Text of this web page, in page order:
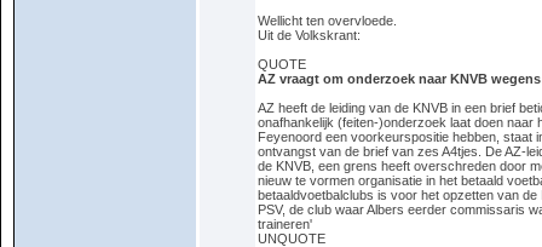
Wellicht ten overvloede.
Uit de Volkskrant:
QUOTE
AZ vraagt om onderzoek naar KNVB
AZ heeft de leiding van de KNVB in een brief
onafhankelijk (feiten-)onderzoek laat doen naar
Feyenoord een voorkeurspositie hebben, staat
ontvangst van de brief van zes A4tjes. De AZ-
de KNVB, een grens heeft overschreden door
nieuw te vormen organisatie in het betaald
betaaldvoetbalclubs is voor het opzetten van
PSV, de club waar Albers eerder commissaris
traineren'
UNQUOTE